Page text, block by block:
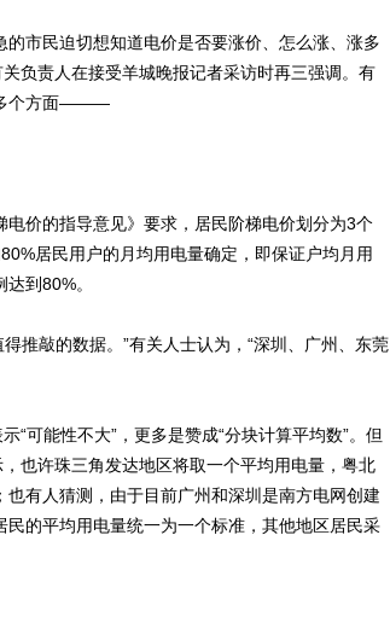
市民迫切想知道电价是否要涨价、怎么涨、涨多
负责人在接受羊城晚报记者采访时再三强调。有
多个方面———
价的指导意见》要求，居民阶梯电价划分为3个
居民用户的月均用电量确定，即保证户均月用
到80%。
推敲的数据。”有关人士认为，“深圳、广州、东莞
可能性不大”，更多是赞成“分块计算平均数”。但
也许珠三角发达地区将取一个平均用电量，粤北
有人猜测，由于目前广州和深圳是南方电网创建
的平均用电量统一为一个标准，其他地区居民采